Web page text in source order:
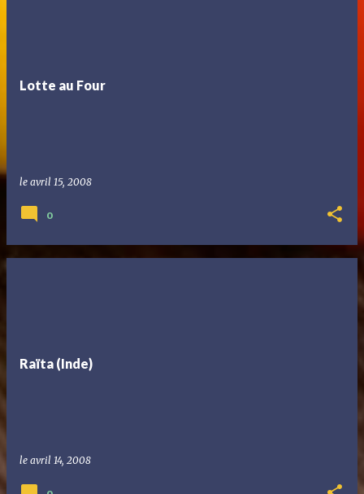
Lotte au Four
le avril 15, 2008
0
Raïta (Inde)
le avril 14, 2008